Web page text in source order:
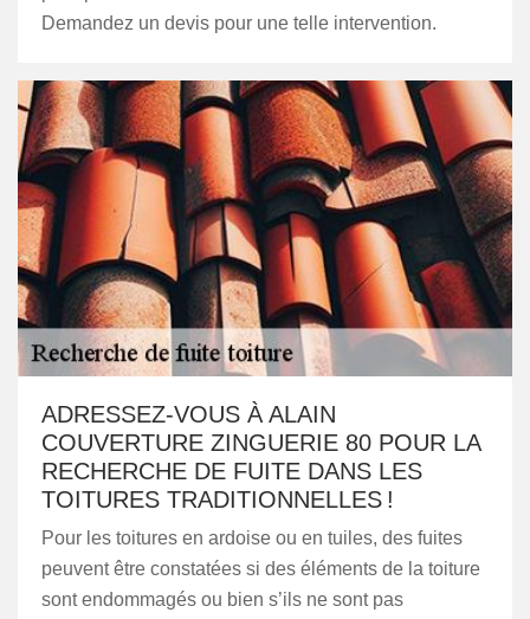
Demandez un devis pour une telle intervention.
ADRESSEZ-VOUS À ALAIN
COUVERTURE ZINGUERIE 80 POUR LA
RECHERCHE DE FUITE DANS LES
TOITURES TRADITIONNELLES !
Pour les toitures en ardoise ou en tuiles, des fuites
peuvent être constatées si des éléments de la toiture
sont endommagés ou bien s’ils ne sont pas